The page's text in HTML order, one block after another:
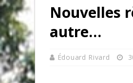
Nouvelles
autre…
Édouard Rivard